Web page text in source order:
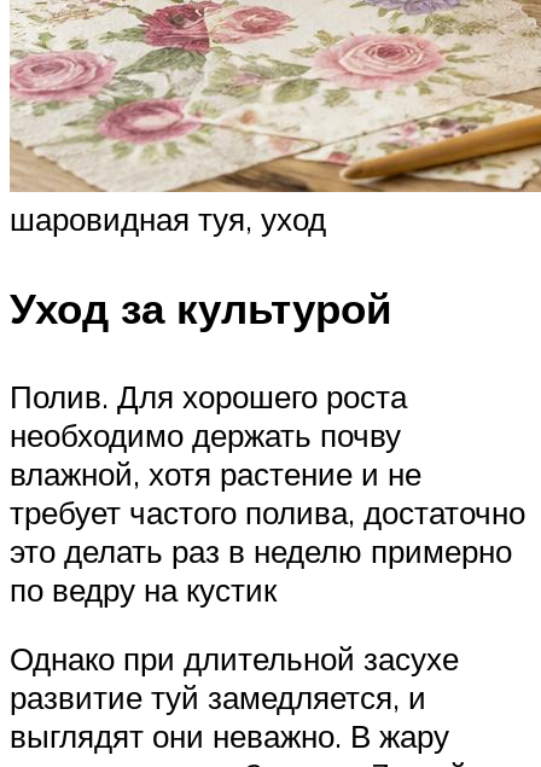
шаровидная туя, уход
Уход за культурой
Полив. Для хорошего роста
необходимо держать почву
влажной, хотя растение и не
требует частого полива, достаточно
это делать раз в неделю примерно
по ведру на кустик
Однако при длительной засухе
развитие туй замедляется, и
выглядят они неважно. В жару